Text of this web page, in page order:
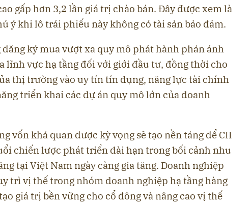
gấp hơn 3,2 lần giá trị chào bán. Đây được xem là
ý khi lô trái phiếu này không có tài sản bảo đảm.
ký mua vượt xa quy mô phát hành phản ánh
lĩnh vực hạ tầng đối với giới đầu tư, đồng thời cho
thị trường vào uy tín tín dụng, năng lực tài chính
triển khai các dự án quy mô lớn của doanh
vốn khả quan được kỳ vọng sẽ tạo nền tảng để CII
chiến lược phát triển dài hạn trong bối cảnh nhu
tại Việt Nam ngày càng gia tăng. Doanh nghiệp
trì vị thế trong nhóm doanh nghiệp hạ tầng hàng
giá trị bền vững cho cổ đông và nâng cao vị thế